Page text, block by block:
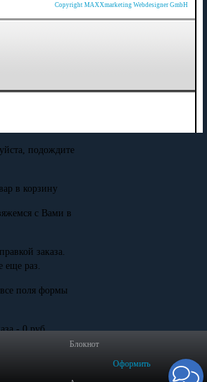
Copyright MAXXmarketing Webdesigner GmbH
Блокнот
Оформить
подождите
в корзину
с Вами в
заказа.
еще раз.
поля формы
- 0 руб.